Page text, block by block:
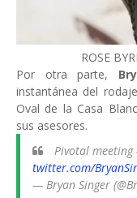
ROSE
Por otra parte,
instantánea del
Oval de la Casa
sus asesores.
Pivotal meeting
twitter.com/
— Bryan Singer